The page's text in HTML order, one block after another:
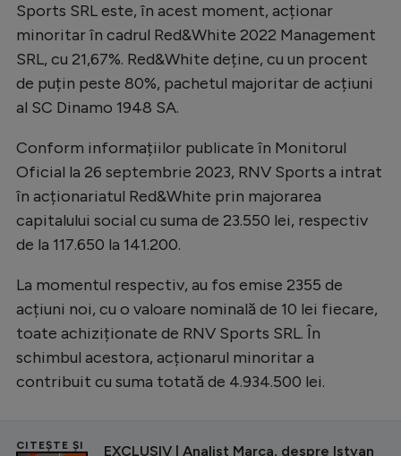
Sports SRL este, în acest moment, acționar
minoritar în cadrul Red&White 2022 Management
SRL, cu 21,67%. Red&White deține, cu un procent
de puțin peste 80%, pachetul majoritar de acțiuni
al SC Dinamo 1948 SA.
Conform informațiilor publicate în Monitorul
Oficial la 26 septembrie 2023, RNV Sports a intrat
în acționariatul Red&White prin majorarea
capitalului social cu suma de 23.550 lei, respectiv
de la 117.650 la 141.200.
La momentul respectiv, au fos emise 2355 de
acțiuni noi, cu o valoare nominală de 10 lei fiecare,
toate achiziționate de RNV Sports SRL. În
schimbul acestora, acționarul minoritar a
contribuit cu suma totată de 4.934.500 lei.
CITEȘTE ȘI EXCLUSIV | Analist Marca, despre Istvan